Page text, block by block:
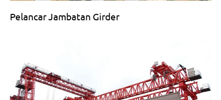
Pelancar Jambatan Girder